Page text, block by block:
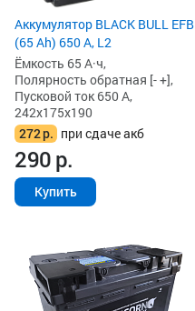
Аккумулятор BLACK BULL EFB
(65 Ah) 650 А, L2
Ёмкость 65 А·ч,
Полярность обратная [- +],
Пусковой ток 650 А,
242x175x190
272р. при сдаче акб
290р.
Купить